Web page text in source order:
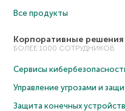
Все продукты
Корпоративные решения
БОЛЕЕ 1000 СОТРУДНИКОВ
Сервисы
Управление угрозами и
Защита конечных устройств